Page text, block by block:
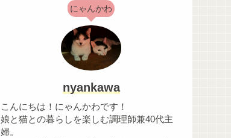
にゃんかわ
nyankawa
こんにちは！にゃんかわです！
娘と猫との暮らしを楽しむ調理師兼40代主
婦。